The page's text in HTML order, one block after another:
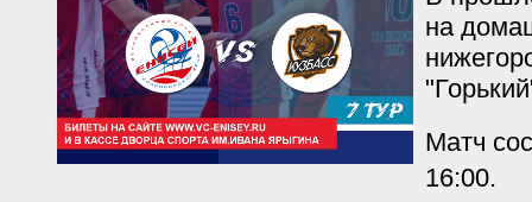
на
Матч
16:00.